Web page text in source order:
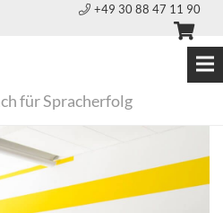
+49 30 88 47 11 90
für Spracherfolg